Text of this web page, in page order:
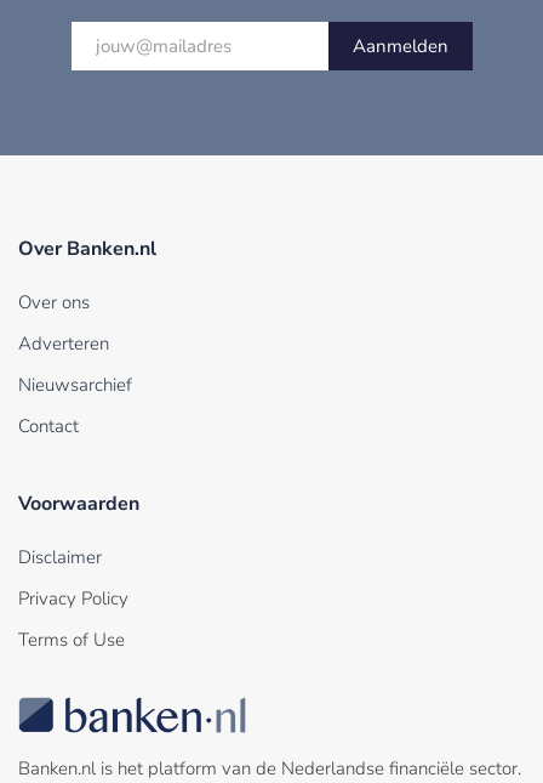
Aanmelden
Over Banken.nl
Over ons
Adverteren
Nieuwsarchief
Contact
Voorwaarden
Disclaimer
Privacy Policy
Terms of Use
Banken.nl is het platform van de Nederlandse financiële sector.